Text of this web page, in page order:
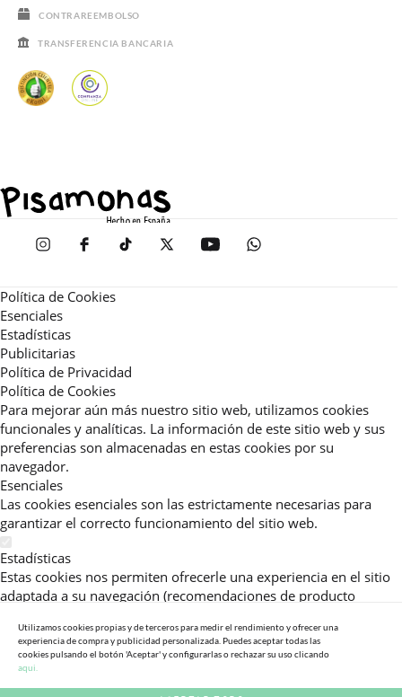
CONTRAREEMBOLSO
TRANSFERENCIA BANCARIA
Política de Cookies
Esenciales
Estadísticas
Publicitarias
Política de Privacidad
Política de Cookies
Para mejorar aún más nuestro sitio web, utilizamos cookies
funcionales y analíticas. La información de este sitio web y sus
preferencias son almacenadas en estas cookies por su
navegador.
Esenciales
Las cookies esenciales son las estrictamente necesarias para
garantizar el correcto funcionamiento del sitio web.
Estadísticas
Estas cookies nos permiten ofrecerle una experiencia en el sitio
adaptada a su navegación (recomendaciones de producto
consultadas, etc).Al activar esta cookie, nos ayuda a mejorar aún
más su experiencia.
Publicitarias
Utilizamos cookies propias y de terceros para medir el rendimiento y ofrecer una
experiencia de compra y publicidad personalizada. Puedes aceptar todas las
cookies pulsando el botón 'Aceptar' y configurarlas o rechazar su uso clicando
aqui.